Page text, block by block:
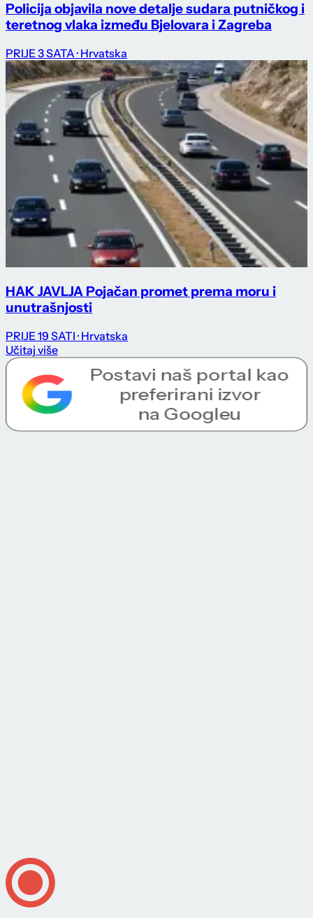
Policija objavila nove detalje sudara putničkog i
teretnog vlaka između Bjelovara i Zagreba
PRIJE 3 SATA · Hrvatska
HAK JAVLJA Pojačan promet prema moru i
unutrašnjosti
PRIJE 19 SATI · Hrvatska
Učitaj više